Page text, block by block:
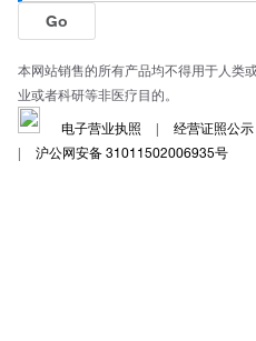
Go
本网站销售的所有产品均不得用于人类
业或者科研等非医疗目的。
电子营业执照
| 经营证照公示
|
沪公网安备 31011502006935号